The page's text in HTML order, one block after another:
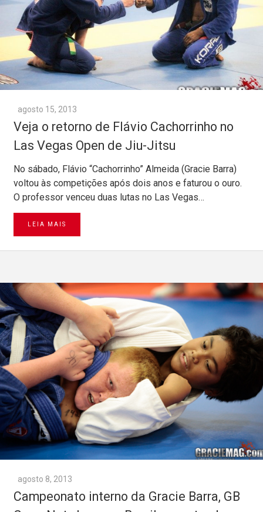
agosto 15, 2013
Veja o retorno de Flávio Cachorrinho no
Las Vegas Open de Jiu-Jitsu
No sábado, Flávio “Cachorrinho” Almeida (Gracie Barra)
voltou às competições após dois anos e faturou o ouro.
O professor venceu duas lutas no Las Vegas…
LEIA MAIS
agosto 8, 2013
Campeonato interno da Gracie Barra, GB